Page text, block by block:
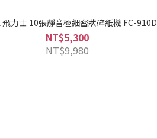
飛力士 10張靜音極細密狀碎紙機 FC-910D
NT$5,300
NT$9,980